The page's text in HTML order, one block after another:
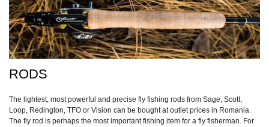
RODS
The lightest, most powerful and precise fly fishing rods from Sage, Scott,
Loop, Redington, TFO or Vision can be bought at outlet prices in Romania.
The fly rod is perhaps the most important fishing item for a fly fisherman. For